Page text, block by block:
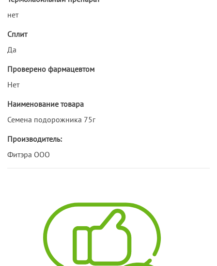
нет
Сплит
Да
Проверено фармацевтом
Нет
Наименование товара
Семена подорожника 75г
Производитель:
Фитэра ООО